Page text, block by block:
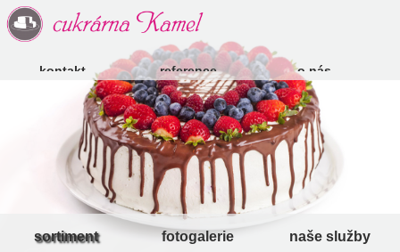
kontakt reference o nás
sortiment fotogalerie naše služby